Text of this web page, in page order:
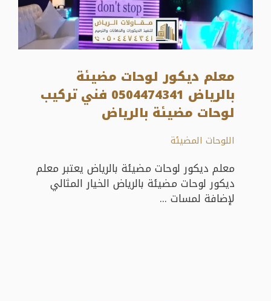
معلم ديكور لوحات مضيئة
بالرياض 0504474341 فني تركيب
لوحات مضيئة بالرياض
اللوحات المضيئة
معلم ديكور لوحات مضيئة بالرياض يعتبر معلم
ديكور لوحات مضيئة بالرياض الخيار المثالي
لإضافة لمسات ...